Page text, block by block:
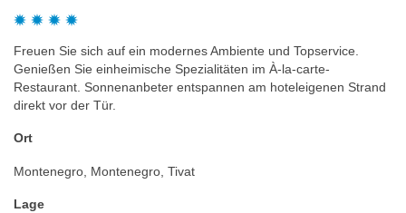
Freuen Sie sich auf ein modernes Ambiente und Topservice.
Genießen Sie einheimische Spezialitäten im À-la-carte-
Restaurant. Sonnenanbeter entspannen am hoteleigenen Strand
direkt vor der Tür.
Ort
Montenegro, Montenegro, Tivat
Lage